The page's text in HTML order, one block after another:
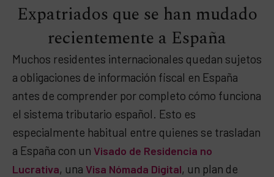
Expatriados que se han mudado
recientemente a España
Muchos residentes internacionales quedan sujetos
a obligaciones de información fiscal en España
antes de comprender por completo cómo funciona
el sistema tributario español. Esto es
especialmente habitual entre quienes se trasladan
a España con un Visado de Residencia no
Lucrativa, una Visa Nómada Digital, un plan de